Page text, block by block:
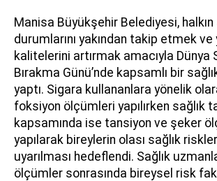
Manisa Büyükşehir Belediyesi, halkın
durumlarını yakından takip etmek
kalitelerini artırmak amacıyla Dünya
Bırakma Günü’nde kapsamlı bir
yaptı. Sigara kullananlara yönelik
foksiyon ölçümleri yapılırken sağlık
kapsamında ise tansiyon ve şeker
yapılarak bireylerin olası sağlık
uyarılması hedeflendi. Sağlık
ölçümler sonrasında bireysel risk